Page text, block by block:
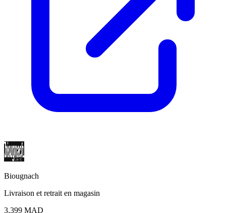
Biougnach
Livraison et retrait en magasin
3.399 MAD